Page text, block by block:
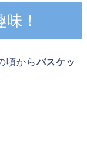
！
頃からバスケッ